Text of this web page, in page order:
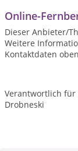
Online-
Dieser Anbieter/
Weitere
Kontaktdaten
Verantwortlich für
Drobneski